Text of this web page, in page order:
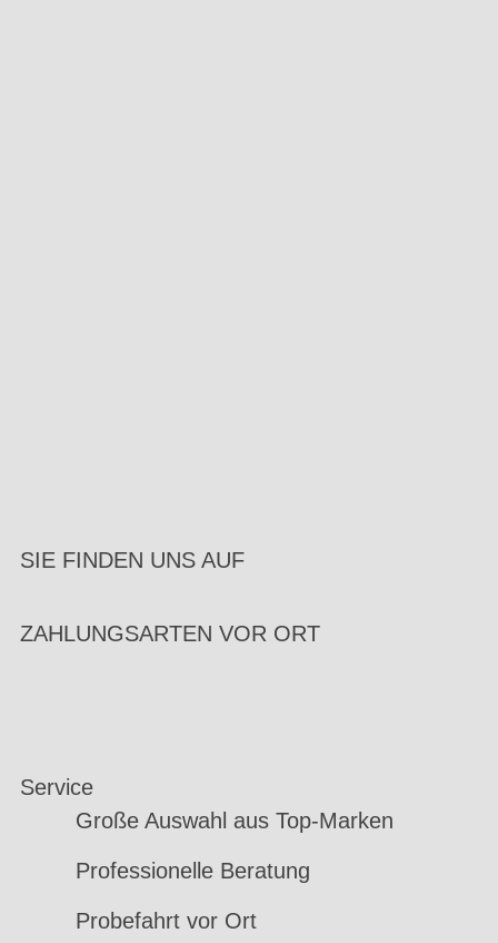
SIE FINDEN UNS AUF
ZAHLUNGSARTEN VOR ORT
Service
Große Auswahl aus Top-Marken
Professionelle Beratung
Probefahrt vor Ort